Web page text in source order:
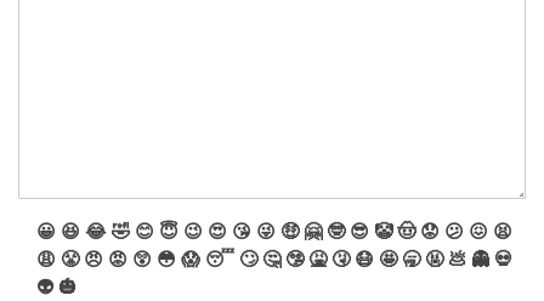
😀 😆 😂🤣 😊 😇 😉 😍 😘 😜 🤑 🤗 🤓 😎 🤡🤠 😟 😕 😖 😫
😩 😤 😠 😡 😲 😳 😱 😴 🙄 🤔 🤥 🤮 🤧 😷 🤩 🥱 🤬 💩 👻 💀
👽 🎃